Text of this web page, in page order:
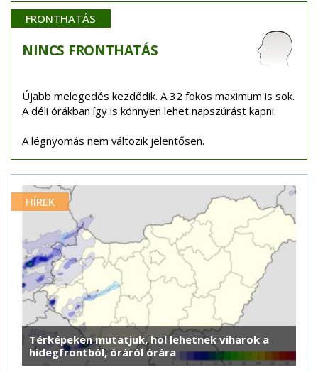
FRONTHATÁS
NINCS FRONTHATÁS
Újabb melegedés kezdődik. A 32 fokos maximum is sok.
A déli órákban így is könnyen lehet napszúrást kapni.
A légnyomás nem változik jelentősen.
HÍREK
Térképeken mutatjuk, hol lehetnek viharok a
hidegfrontból, óráról órára